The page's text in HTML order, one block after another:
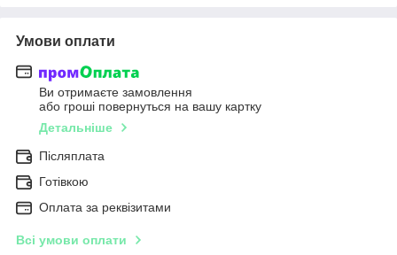
Умови оплати
Ви отримаєте замовлення
або гроші повернуться на вашу картку
Детальніше
Післяплата
Готівкою
Оплата за реквізитами
Всі умови оплати